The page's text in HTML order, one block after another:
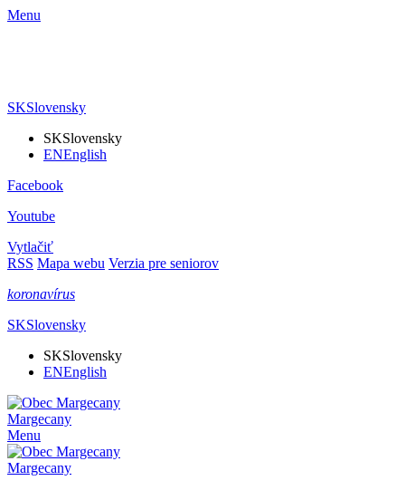
Menu
SKSlovensky
SKSlovensky
ENEnglish
Facebook
Youtube
Vytlačiť
RSS Mapa webu Verzia pre seniorov
koronavírus
SKSlovensky
SKSlovensky
ENEnglish
Margecany
Menu
Margecany